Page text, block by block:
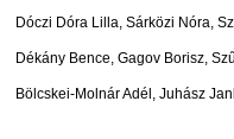
Dóczi Dóra Lilla, Sárközi Nóra,
Dékány Bence, Gagov Borisz,
Bölcskei-Molnár Adél, Juhász